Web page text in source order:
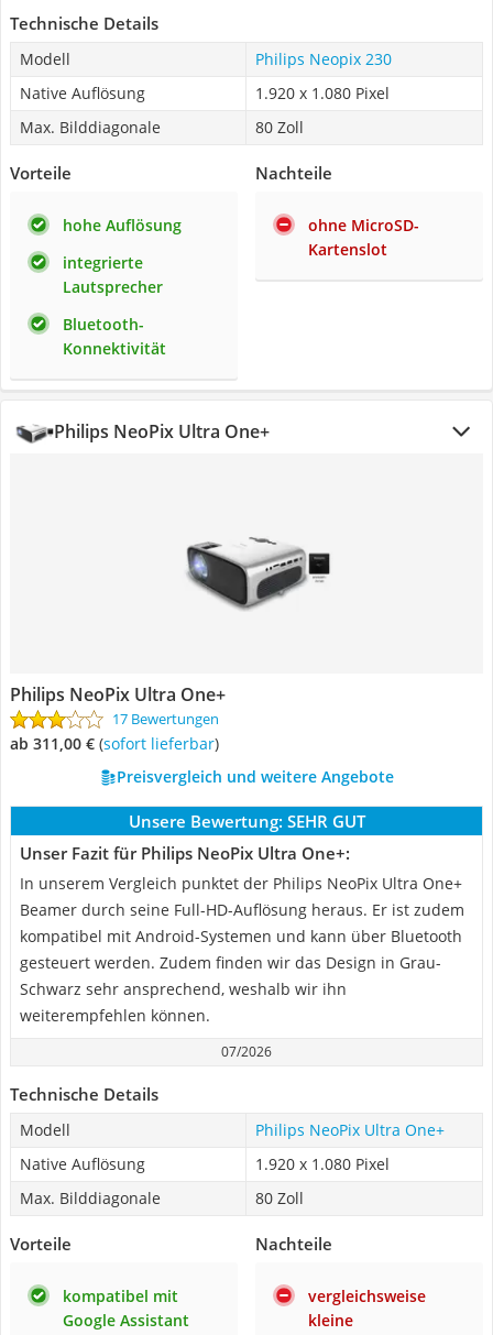
Technische Details
Modell
Philips Neopix 230
Native Auflösung
1.920 x 1.080 Pixel
Max. Bilddiagonale
80 Zoll
Vorteile
hohe Auflösung
integrierte
Lautsprecher
Bluetooth-
Konnektivität
Nachteile
ohne MicroSD-
Kartenslot
Philips NeoPix Ultra One+
Philips NeoPix Ultra One+
17 Bewertungen
ab 311,00 € ( Sofort lieferbar)
Preisvergleich und weitere Angebote
Unsere Bewertung: SEHR GUT
Unser Fazit für Philips NeoPix Ultra One+:
In unserem Vergleich punktet der Philips NeoPix Ultra One+
Beamer durch seine Full-HD-Auflösung heraus. Er ist zudem
kompatibel mit Android-Systemen und kann über Bluetooth
gesteuert werden. Zudem finden wir das Design in Grau-
Schwarz sehr ansprechend, weshalb wir ihn
weiterempfehlen können.
07/2026
Technische Details
Modell
Philips NeoPix Ultra One+
Native Auflösung
1.920 x 1.080 Pixel
Max. Bilddiagonale
80 Zoll
Vorteile
kompatibel mit
Google Assistant
Nachteile
vergleichsweise
kleine